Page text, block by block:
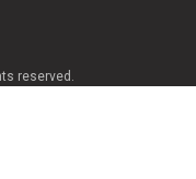
reserved.